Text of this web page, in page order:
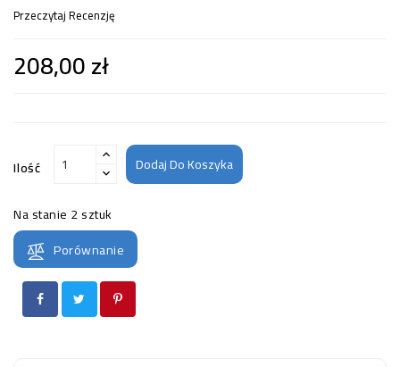
Przeczytaj Recenzję
208,00 zł
Ilość Dodaj Do Koszyka
Na stanie 2 sztuk
Porównanie